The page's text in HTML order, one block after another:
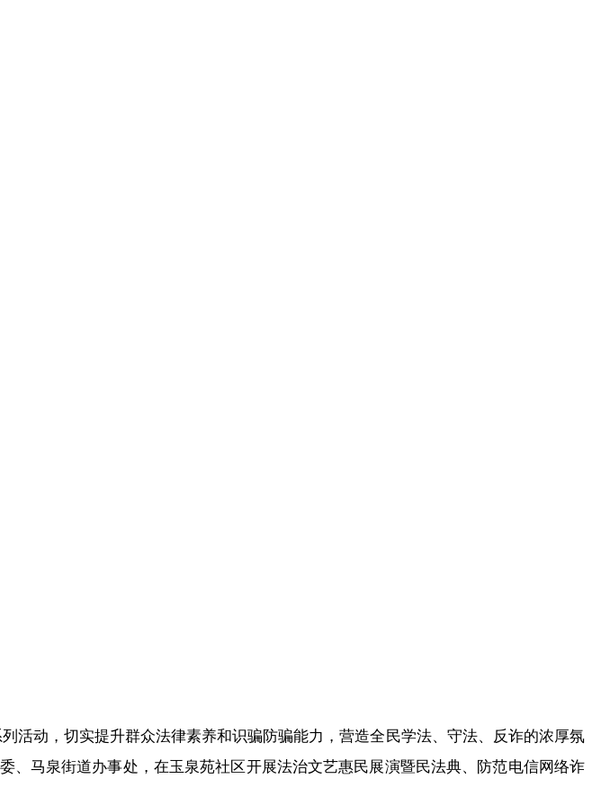
活动，切实提升群众法律素养和识骗防骗能力，营造全民学法、守法、反诈的浓厚氛
、马泉街道办事处，在玉泉苑社区开展法治文艺惠民展演暨民法典、防范电信网络诈